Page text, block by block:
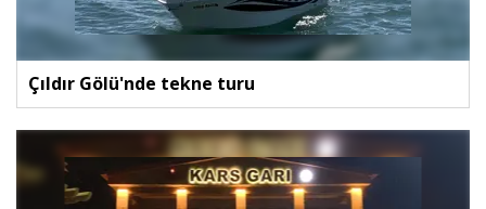
Çıldır Gölü'nde tekne turu